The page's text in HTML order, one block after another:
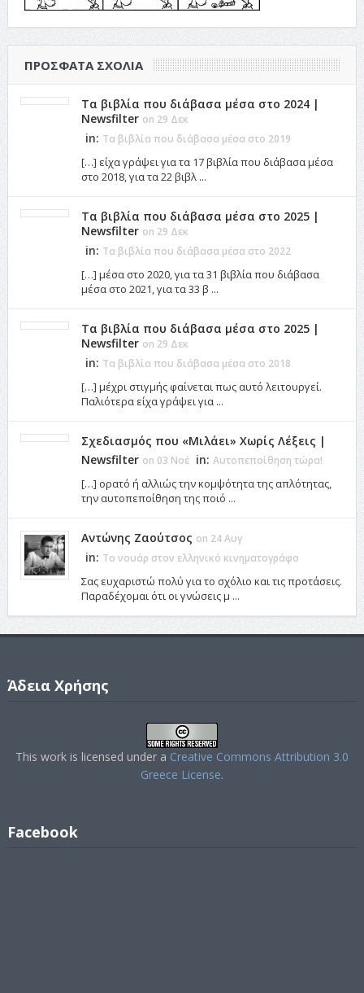
ΠΡΌΣΦΑΤΑ ΣΧΌΛΙΑ
Τα βιβλία που διάβασα μέσα στο 2024 |
Newsfilter on 29 Δεκ
in: Τα βιβλία που διάβασα μέσα στο 2019
[…] είχα γράψει για τα 17 βιβλία που διάβασα μέσα
στο 2018, για τα 22 βιβλ ...
Τα βιβλία που διάβασα μέσα στο 2025 |
Newsfilter on 29 Δεκ
in: Τα βιβλία που διάβασα μέσα στο 2022
[…] μέσα στο 2020, για τα 31 βιβλία που διάβασα
μέσα στο 2021, για τα 33 β ...
Τα βιβλία που διάβασα μέσα στο 2025 |
Newsfilter on 29 Δεκ
in: Τα βιβλία που διάβασα μέσα στο 2018
[…] μέχρι στιγμής φαίνεται πως αυτό λειτουργεί.
Παλιότερα είχα γράψει για ...
Σχεδιασμός που «Μιλάει» Χωρίς Λέξεις |
Newsfilter on 03 Νοέ in: Αυτοπεποίθηση τώρα!
[…] ορατό ή αλλιώς την κομψότητα της απλότητας,
την αυτοπεποίθηση της ποιό ...
Αντώνης Ζαούτσος on 24 Αυγ
in: Το νουάρ στον ελληνικό κινηματογράφο
Σας ευχαριστώ πολύ για το σχόλιο και τις προτάσεις.
Παραδέχομαι ότι οι γνώσεις μ ...
Άδεια Χρήσης
This work is licensed under a Creative Commons Attribution 3.0
Greece License.
Facebook